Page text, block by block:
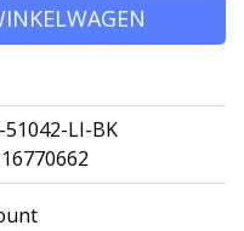
51042-LI-BK